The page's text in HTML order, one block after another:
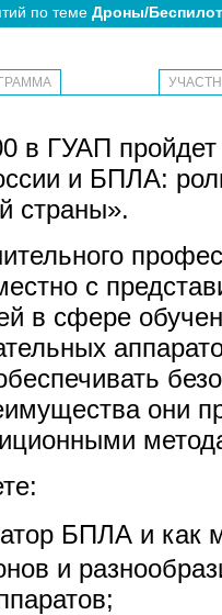
по теме Дроны/
в ГУАП
и БПЛА:
страны».
с
в сфере
они
БПЛА и как
и